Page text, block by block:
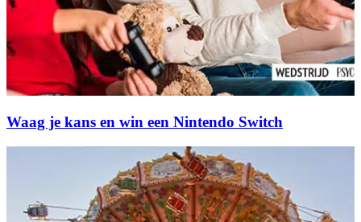
Waag je kans en win een Nintendo Switch